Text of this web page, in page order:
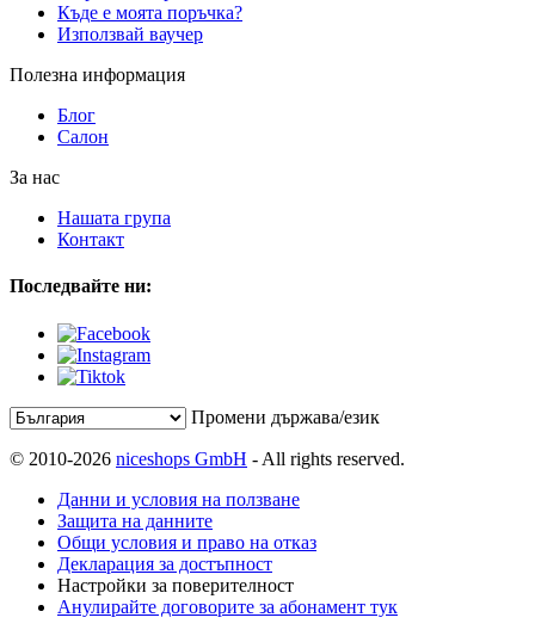
Къде е моята поръчка?
Използвай ваучер
Полезна информация
Блог
Салон
За нас
Нашата група
Контакт
Последвайте ни:
Промени държава/език
© 2010-2026 niceshops GmbH - All rights reserved.
Данни и условия на ползване
Защита на данните
Общи условия и право на отказ
Декларация за достъпност
Настройки за поверителност
Анулирайте договорите за абонамент тук